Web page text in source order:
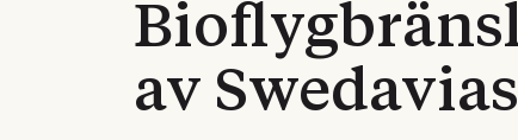
av